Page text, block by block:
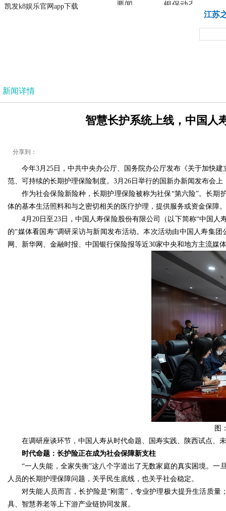
凯发k8娱乐官网app下载
凯发k8娱乐官网app下载
要闻 银保动态
江苏
新闻详情
智慧长护系统上线，中国人
分享到：
今年3月25日，中共中央办公厅、国务院办公厅发布《关于加快
范、可持续的长期护理保险制度。3月26日举行的国新办新闻发布会
作为社会保险新险种，长期护理保险被称为社保“第六险”。长
体的基本生活照料和与之密切相关的医疗护理，提供服务或资金保障
4月20日至23日，中国人寿保险股份有限公司（以下简称“中国
的“媒体看国寿”调研采访与新闻发布活动。本次活动由中国人寿集
网、新华网、金融时报、中国银行保险报等近30家中央和地方主流
图
在调研座谈环节，中国人寿从时代命题、国寿实践、陕西试点、
时代命题：长护险正在成为社会保障新支柱
“一人失能，全家失衡”这八个字道出了无数家庭的真实困境。
人员的长期护理保障问题，关乎民生底线，也关乎社会稳定。
对失能人员而言，长护险是“刚需”，专业护理极大提升生活质
具、智慧养老等上下游产业链协同发展。